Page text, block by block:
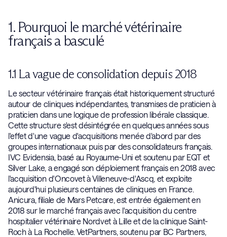
1. Pourquoi le marché vétérinaire
français a basculé
1.1 La vague de consolidation depuis 2018
Le secteur vétérinaire français était historiquement structuré
autour de cliniques indépendantes, transmises de praticien à
praticien dans une logique de profession libérale classique.
Cette structure s'est désintégrée en quelques années sous
l'effet d'une vague d'acquisitions menée d'abord par des
groupes internationaux puis par des consolidateurs français.
IVC Evidensia, basé au Royaume-Uni et soutenu par EQT et
Silver Lake, a engagé son déploiement français en 2018 avec
l'acquisition d'Oncovet à Villeneuve-d'Ascq, et exploite
aujourd'hui plusieurs centaines de cliniques en France.
Anicura, filiale de Mars Petcare, est entrée également en
2018 sur le marché français avec l'acquisition du centre
hospitalier vétérinaire Nordvet à Lille et de la clinique Saint-
Roch à La Rochelle. VetPartners, soutenu par BC Partners,